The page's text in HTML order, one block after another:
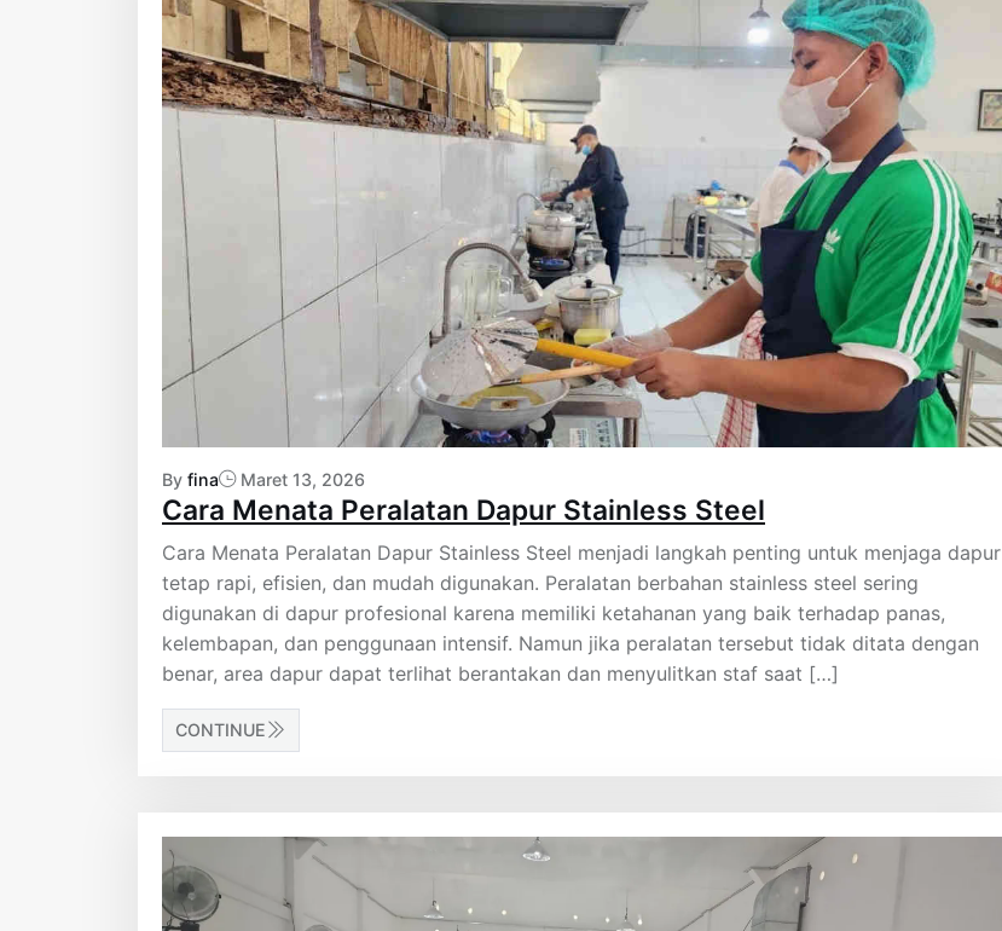
By fina Maret 13, 2026
Cara Menata Peralatan Dapur Stainless Steel
Cara Menata Peralatan Dapur Stainless Steel menjadi langkah penting untuk menjaga dapur
tetap rapi, efisien, dan mudah digunakan. Peralatan berbahan stainless steel sering
digunakan di dapur profesional karena memiliki ketahanan yang baik terhadap panas,
kelembapan, dan penggunaan intensif. Namun jika peralatan tersebut tidak ditata dengan
benar, area dapur dapat terlihat berantakan dan menyulitkan staf saat […]
CONTINUE